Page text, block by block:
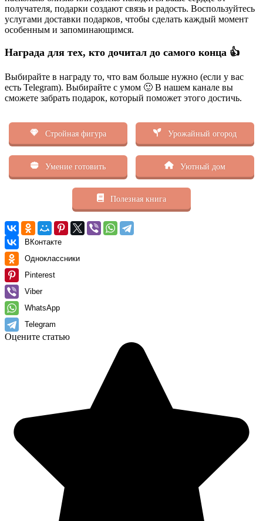
получателя, подарки создают связь и радость. Воспользуйтесь
услугами доставки подарков, чтобы сделать каждый момент
особенным и запоминающимся.
Награда для тех, кто дочитал до самого конца 👍
Выбирайте в награду то, что вам больше нужно (если у вас
есть Telegram). Выбирайте с умом 🙂 В нашем канале вы
сможете забрать подарок, который поможет этого достичь.
Стройная фигура Урожайный огород
Умение готовить Уютный дом
Полезная книга
ВКонтакте
Одноклассники
Pinterest
Viber
WhatsApp
Telegram
Оцените статью